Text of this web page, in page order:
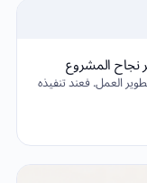
نجاح المشروع
العمل. فعند تنفيذه